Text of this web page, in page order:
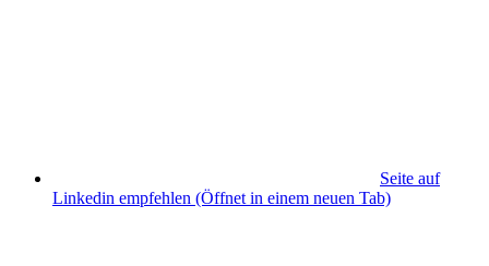
Seite auf
Linkedin empfehlen (Öffnet in einem neuen Tab)